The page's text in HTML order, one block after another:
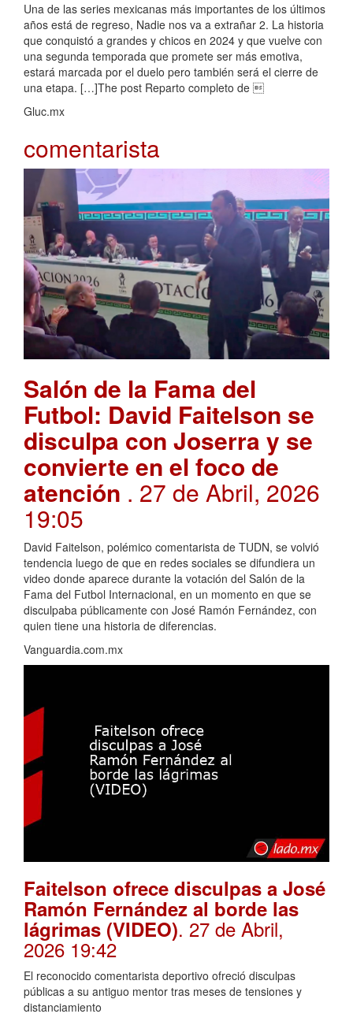
Una de las series mexicanas más importantes de los últimos
años está de regreso, Nadie nos va a extrañar 2. La historia
que conquistó a grandes y chicos en 2024 y que vuelve con
una segunda temporada que promete ser más emotiva,
estará marcada por el duelo pero también será el cierre de
una etapa. […]The post Reparto completo de 
Gluc.mx
comentarista
Salón de la Fama del
Futbol: David Faitelson se
disculpa con Joserra y se
convierte en el foco de
atención . 27 de Abril, 2026
19:05
David Faitelson, polémico comentarista de TUDN, se volvió
tendencia luego de que en redes sociales se difundiera un
video donde aparece durante la votación del Salón de la
Fama del Futbol Internacional, en un momento en que se
disculpaba públicamente con José Ramón Fernández, con
quien tiene una historia de diferencias.
Vanguardia.com.mx
Faitelson ofrece disculpas a José
Ramón Fernández al borde las
lágrimas (VIDEO). 27 de Abril,
2026 19:42
El reconocido comentarista deportivo ofreció disculpas
públicas a su antiguo mentor tras meses de tensiones y
distanciamiento